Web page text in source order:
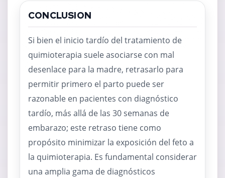
CONCLUSION
Si bien el inicio tardío del tratamiento de
quimioterapia suele asociarse con mal
desenlace para la madre, retrasarlo para
permitir primero el parto puede ser
razonable en pacientes con diagnóstico
tardío, más allá de las 30 semanas de
embarazo; este retraso tiene como
propósito minimizar la exposición del feto a
la quimioterapia. Es fundamental considerar
una amplia gama de diagnósticos